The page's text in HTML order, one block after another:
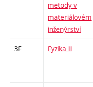
metody v
materiálovém
inženýrství
3F Fyzika II